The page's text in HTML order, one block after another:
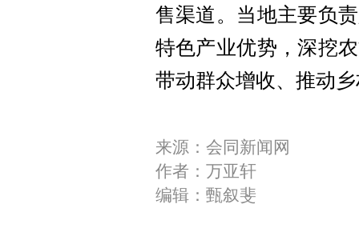
售渠道。当地主要负
特色产业优势，深挖
带动群众增收、推动
来源：会同新闻网
作者：万亚轩
编辑：甄叙斐